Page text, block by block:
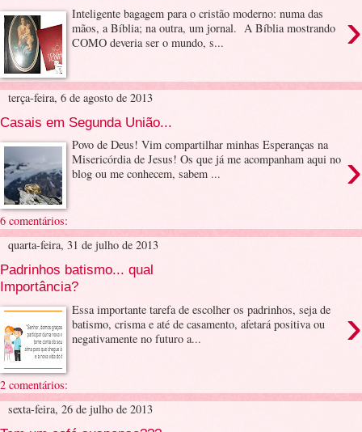
›
Inteligente bagagem para o cristão moderno: numa das
mãos, a Bíblia; na outra, um jornal. A Bíblia mostrando
COMO deveria ser o mundo, s...
terça-feira, 6 de agosto de 2013
Casais em Segunda União...
›
Povo de Deus! Vim compartilhar minhas Esperanças na
Misericórdia de Jesus! Os que já me acompanham aqui no
blog ou me conhecem, sabem ...
6 comentários:
quarta-feira, 31 de julho de 2013
Padrinhos batismo... qual
Importância?
›
Essa importante tarefa de escolher os padrinhos, seja de
batismo, crisma e até de casamento, afetará positiva ou
negativamente no futuro a...
2 comentários:
sexta-feira, 26 de julho de 2013